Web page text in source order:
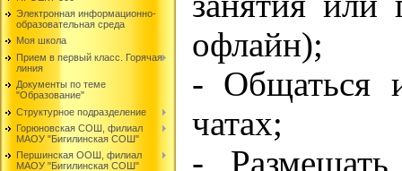
Электронная информационно-
образовательная среда
Моя школа
Прием в первый класс. Горячая
линия
Документы по теме
"Образование"
Структурное подразделение
Горюновская СОШ, филиал
МАОУ "Бигилинская СОШ"
Першинская ООШ, филиал
МАОУ "Бигилинская СОШ"
офлайн);
- Общаться
чатах;
- Размещать